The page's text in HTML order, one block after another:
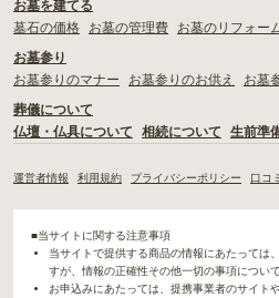
お墓を建てる
墓石の価格
お墓の管理費
お墓のリフォー
お墓参り
お墓参りのマナー
お墓参りのお供え お墓
葬儀について
仏壇・仏具について
相続について 生前準
運営者情報 利用規約 プライバシーポリシー 口コ
■当サイトに関する注意事項
当サイトで提供する商品の情報にあたっては
すが、情報の正確性その他一切の事項につい
お申込みにあたっては、提携事業者のサイト